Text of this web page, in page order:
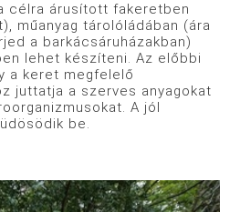
célra árusított fakeretben
műanyag tárolóládában (ára
a barkácsáruházakban)
lehet készíteni. Az előbbi
a keret megfelelő
juttatja a szerves anyagokat
A jól
be.